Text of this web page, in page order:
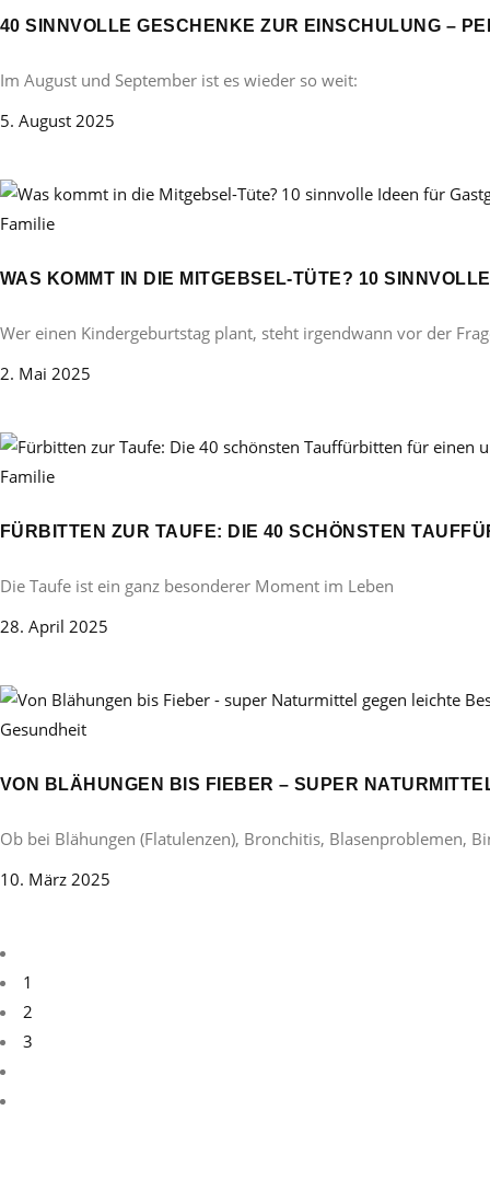
40 SINNVOLLE GESCHENKE ZUR EINSCHULUNG –
Im August und September ist es wieder so weit:
5. August 2025
Familie
WAS KOMMT IN DIE MITGEBSEL-TÜTE? 10
Wer einen Kindergeburtstag plant, steht irgendwann vor der
2. Mai 2025
Familie
FÜRBITTEN ZUR TAUFE: DIE 40 SCHÖNSTEN
Die Taufe ist ein ganz besonderer Moment im Leben
28. April 2025
Gesundheit
VON BLÄHUNGEN BIS FIEBER – SUPER
Ob bei Blähungen (Flatulenzen), Bronchitis, Blasenproblemen,
10. März 2025
1
2
3